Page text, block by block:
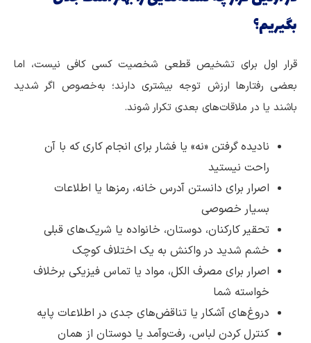
بگیریم؟
قرار اول برای تشخیص قطعی شخصیت کسی کافی نیست، اما
بعضی رفتارها ارزش توجه بیشتری دارند؛ به‌خصوص اگر شدید
باشند یا در ملاقات‌های بعدی تکرار شوند.
نادیده گرفتن «نه» یا فشار برای انجام کاری که با آن
راحت نیستید
اصرار برای دانستن آدرس خانه، رمزها یا اطلاعات
بسیار خصوصی
تحقیر کارکنان، دوستان، خانواده یا شریک‌های قبلی
خشم شدید در واکنش به یک اختلاف کوچک
اصرار برای مصرف الکل، مواد یا تماس فیزیکی برخلاف
خواسته شما
دروغ‌های آشکار یا تناقض‌های جدی در اطلاعات پایه
کنترل کردن لباس، رفت‌وآمد یا دوستان از همان